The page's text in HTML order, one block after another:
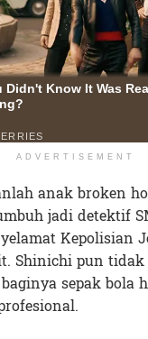
ADVERTISEMENT
anak broken
jadi detektif
Kepolisian
Shinichi pun
sepak